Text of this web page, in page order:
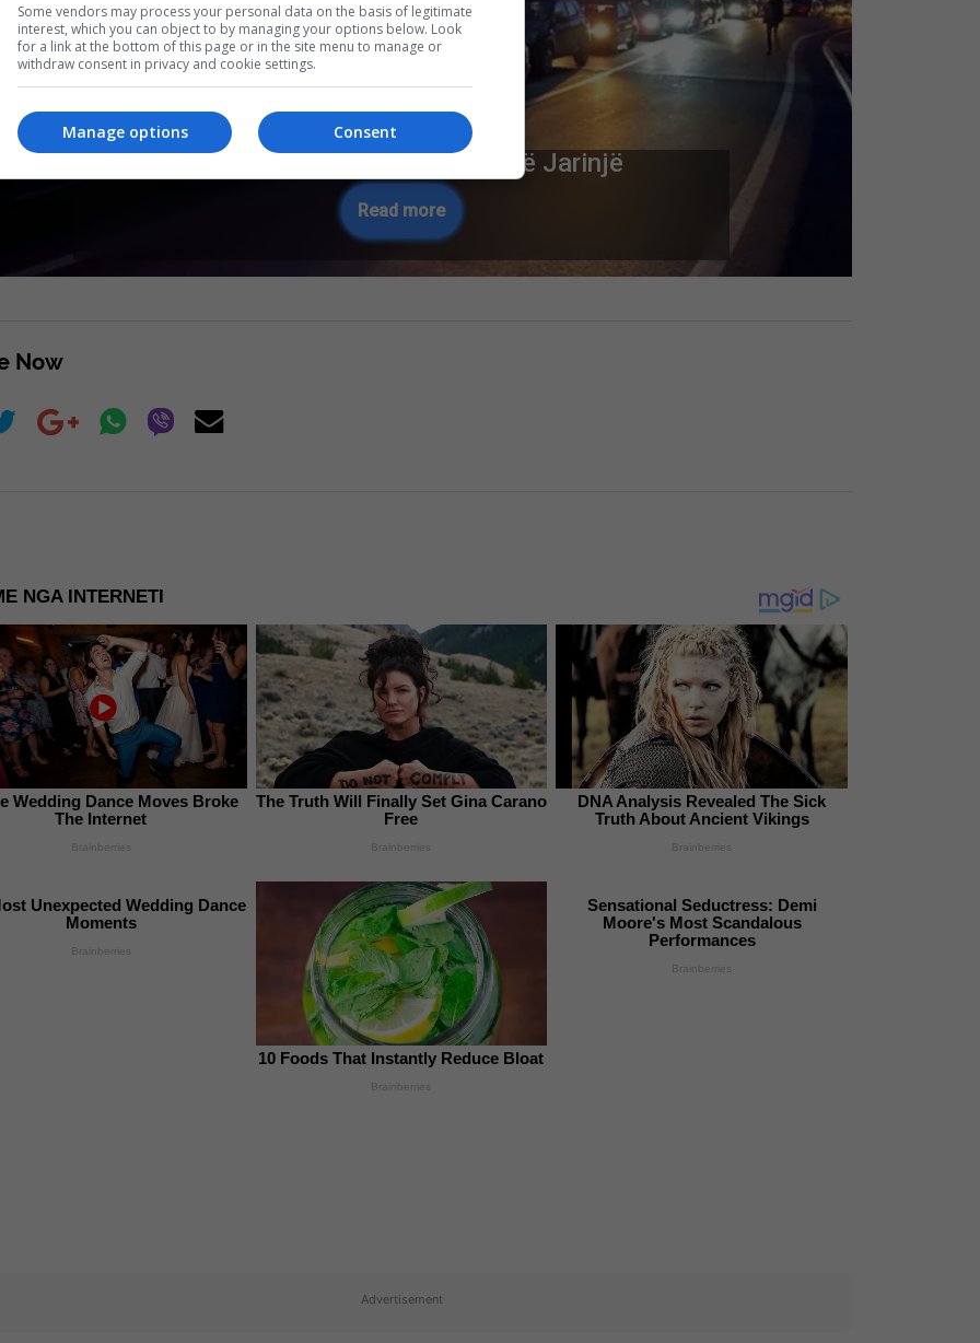
Pjesëtari i MUP-it ndalohet në Jarinjë
Read more
Now
NGA INTERNETI
Wedding Dance Moves Broke
The Internet
Brainberries
The Truth Will Finally Set Gina Carano
Free
Brainberries
DNA Analysis Revealed The Sick
Truth About Ancient Vikings
Brainberries
Unexpected Wedding Dance
Moments
Brainberries
10 Foods That Instantly Reduce Bloat
Brainberries
Sensational Seductress: Demi
Moore's Most Scandalous
Performances
Brainberries
Advertisement
Some vendors may process your personal data on the basis of legitimate
interest, which you can object to by managing your options below. Look
for a link at the bottom of this page or in the site menu to manage or
withdraw consent in privacy and cookie settings.
Consent
Manage options